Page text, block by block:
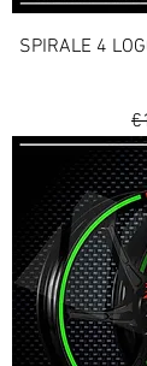
SPIRALE 4